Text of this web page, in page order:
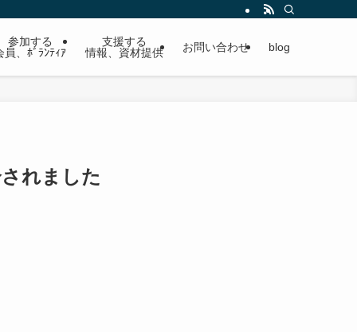
参加する
員、ﾎﾞﾗﾝﾃｨｱ
支援する
情報、資材提供
お問い合わせ blog
れました